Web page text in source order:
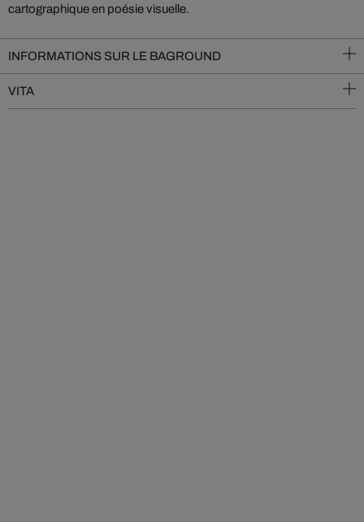
cartographique en poésie visuelle.
INFORMATIONS SUR LE BAGROUND
VITA